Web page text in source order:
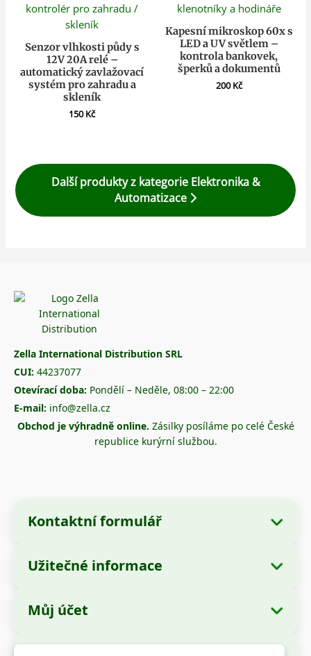
Senzor vlhkosti půdy s
12V 20A relé –
automatický zavlažovací
systém pro zahradu a
skleník
150Kč
Kapesní mikroskop 60x s
LED a UV světlem –
kontrola bankovek,
šperků a dokumentů
200Kč
Další produkty z kategorie Elektronika &
Automatizace
Zella International Distribution SRL
CUI: 44237077
Otevírací doba: Pondělí – Neděle, 08:00 – 22:00
E-mail: info@zella.cz
Obchod je výhradně online. Zásilky posíláme po celé České
republice kurýrní službou.
Kontaktní formulář
Název společnosti:
Distribution SRL
Sídlo:Strada Cuza Vodă nr. 97, Sector 4,
Užitečné informace
Jak objednávat?
Způsoby platby
Můj účet
Moje objednávky